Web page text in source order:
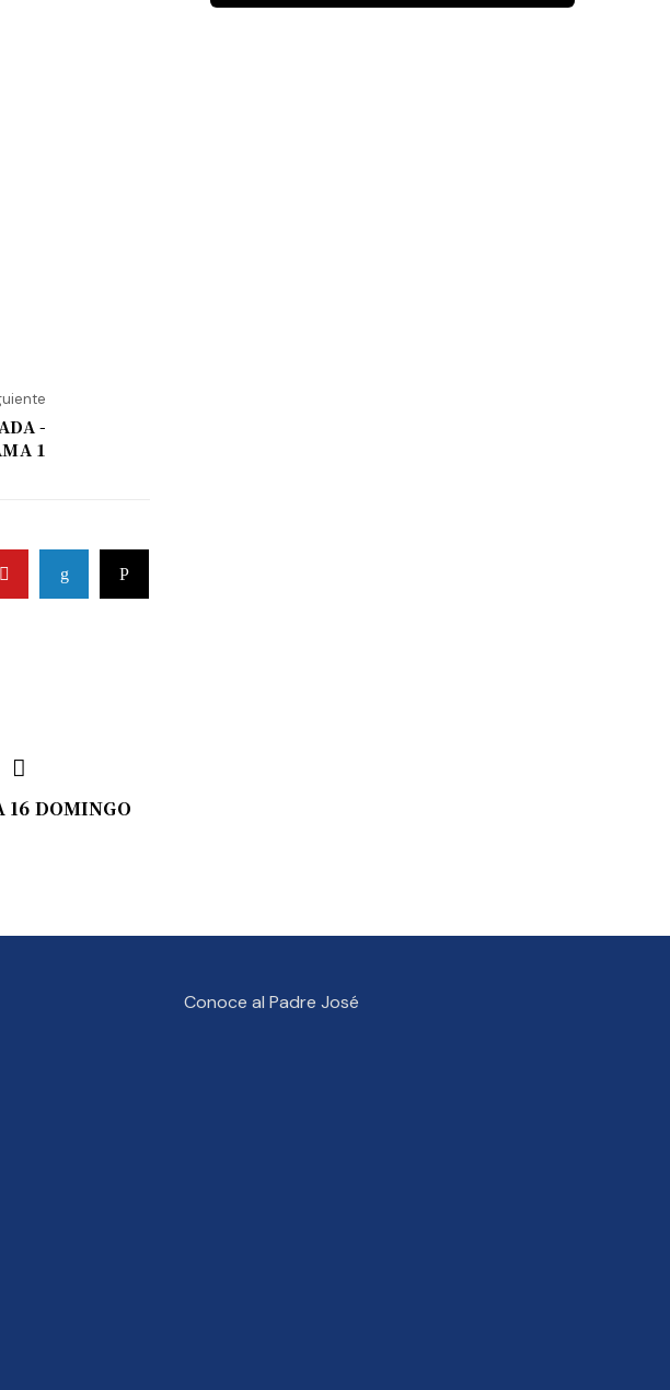
-
1
16 DOMINGO
Conoce al Padre José